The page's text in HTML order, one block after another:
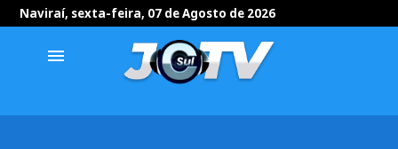
Naviraí, sexta-feira, 07 de Agosto de 2026
menu